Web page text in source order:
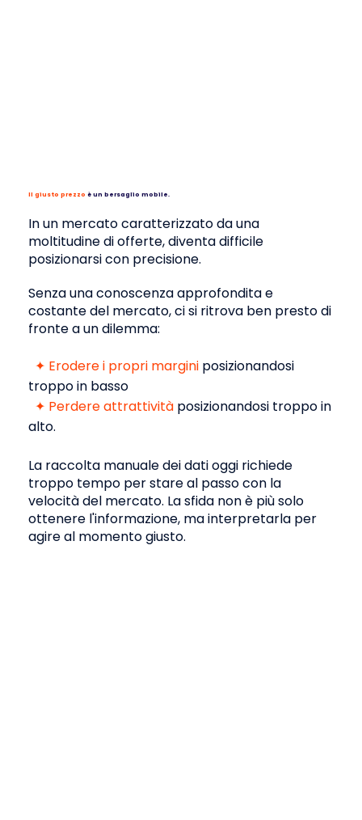
Sintesi
Output pronti all'uso per le vostre
Il giusto prezzo è un bersaglio mobile.
In un mercato caratterizzato da una
moltitudine di offerte, diventa difficile
posizionarsi con precisione.
Senza una conoscenza approfondita e
costante del mercato, ci si ritrova ben presto di
fronte a un dilemma:
✦ Erodere i propri margini posizionandosi
troppo in basso
✦ Perdere attrattività posizionandosi troppo in
alto.
La raccolta manuale dei dati oggi richiede
troppo tempo per stare al passo con la
velocità del mercato. La sfida non è più solo
ottenere l'informazione, ma interpretarla per
agire al momento giusto.